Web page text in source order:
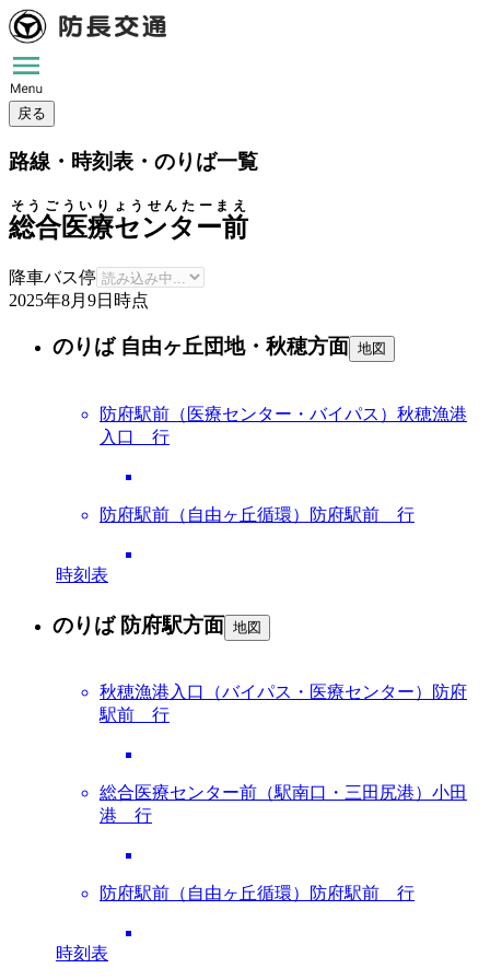
戻る
路線・時刻表・のりば一覧
総合医療センター前
そうごういりょうせんたーまえ
降車バス停
2025年8月9日 時点
のりば 自由ヶ丘団地・秋穂方面 地図
防府駅前（医療センター・バイパス）秋穂漁港
入口 行
防府駅前（自由ヶ丘循環）防府駅前 行
時刻表
のりば 防府駅方面 地図
秋穂漁港入口（バイパス・医療センター）防府
駅前 行
総合医療センター前（駅南口・三田尻港）小田
港 行
防府駅前（自由ヶ丘循環）防府駅前 行
時刻表